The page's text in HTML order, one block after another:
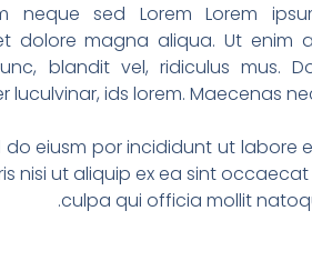
neque sed Lorem Lorem
magna aliqua. Ut enim
blandit vel, ridiculus mus.
ids lorem. Maecenas
eiusm por incididunt ut labore
nisi ut aliquip ex ea sint
culpa qui officia mollit